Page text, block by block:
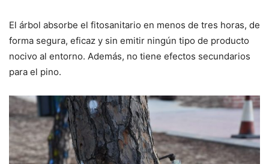
El árbol absorbe el fitosanitario en menos de tres horas, de
forma segura, eficaz y sin emitir ningún tipo de producto
nocivo al entorno. Además, no tiene efectos secundarios
para el pino.